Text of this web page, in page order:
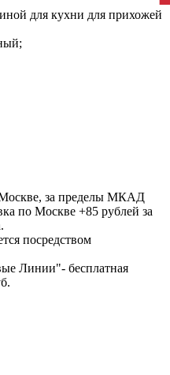
для кухни для прихожей
Москве, за пределы МКАД
по Москве +85 рублей за
посредством
Линии"- бесплатная